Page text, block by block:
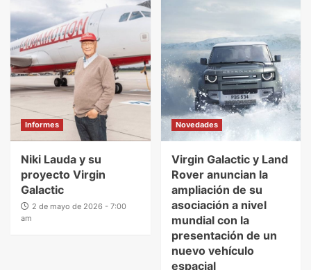
Informes
Niki Lauda y su
proyecto Virgin
Galactic
2 de mayo de 2026 - 7:00
am
Novedades
Virgin Galactic y Land
Rover anuncian la
ampliación de su
asociación a nivel
mundial con la
presentación de un
nuevo vehículo
espacial